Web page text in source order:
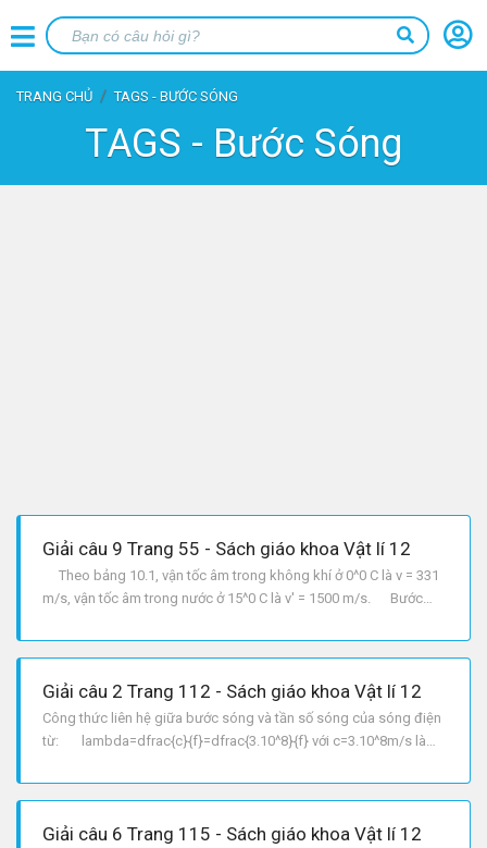
TRANG CHỦ TAGS - BƯỚC SÓNG
TAGS - Bước Sóng
Giải câu 9 Trang 55 - Sách giáo khoa Vật lí 12
Theo bảng 10.1, vận tốc âm trong không khí ở 0^0 C là v = 331
m/s, vận tốc âm trong nước ở 15^0 C là v' = 1500 m/s. Bước
lambda=dfrac{v}{f}=dfrac{331}{10^6}=0,331mm Bước sóng
Giải câu 2 Trang 112 - Sách giáo khoa Vật lí 12
Công thức liên hệ giữa bước sóng và tần số sóng của sóng điện
từ: lambda=dfrac{c}{f}=dfrac{3.10^8}{f} với c=3.10^8m/s là
Giải câu 6 Trang 115 - Sách giáo khoa Vật lí 12